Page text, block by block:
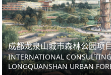
成都龙泉山城市森林公园项
INTERNATIONAL
LONGQUANSHAN URBAN